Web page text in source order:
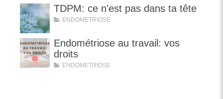
TDPM: ce n'est pas dans ta tête
ENDOMETRIOSE
Endométriose au travail: vos
droits
ENDOMETRIOSE